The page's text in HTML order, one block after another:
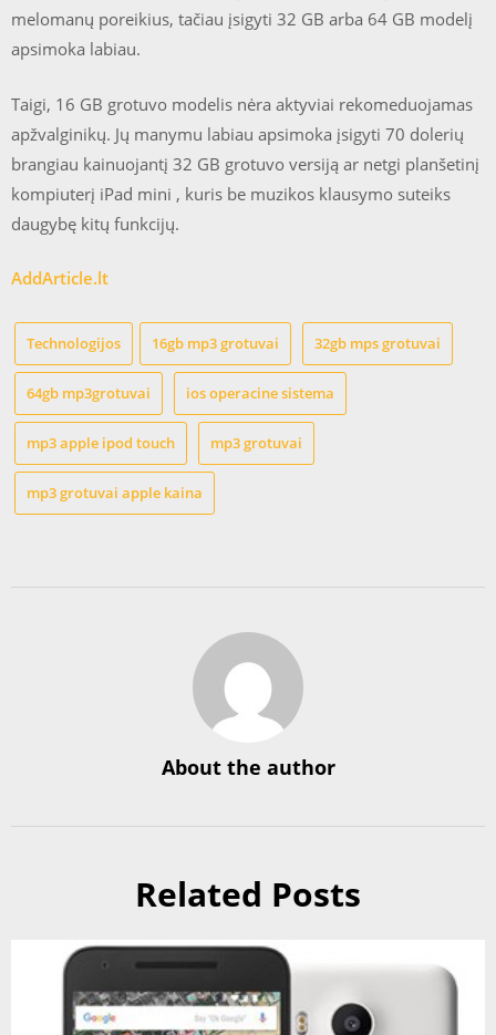
melomanų poreikius, tačiau įsigyti 32 GB arba 64 GB modelį
apsimoka labiau.
Taigi, 16 GB grotuvo modelis nėra aktyviai rekomeduojamas
apžvalginikų. Jų manymu labiau apsimoka įsigyti 70 dolerių
brangiau kainuojantį 32 GB grotuvo versiją ar netgi planšetinį
kompiuterį iPad mini , kuris be muzikos klausymo suteiks
daugybę kitų funkcijų.
AddArticle.lt
Technologijos 16gb mp3 grotuvai 32gb mps grotuvai
64gb mp3grotuvai ios operacine sistema
mp3 apple ipod touch mp3 grotuvai
mp3 grotuvai apple kaina
About the author
Related Posts